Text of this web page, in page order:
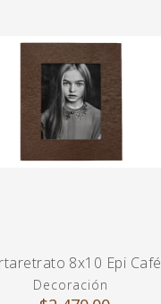
8x10 Epi Café
Decoración